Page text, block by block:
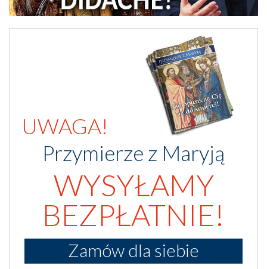
UWAGA!
Przymierze z Maryją
WYSYŁAMY
BEZPŁATNIE!
Zamów dla siebie